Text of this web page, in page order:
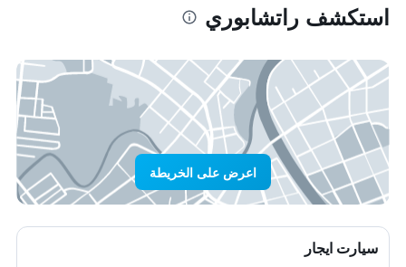
استكشف راتشابوري
اعرض على الخريطة
سيارت ايجار